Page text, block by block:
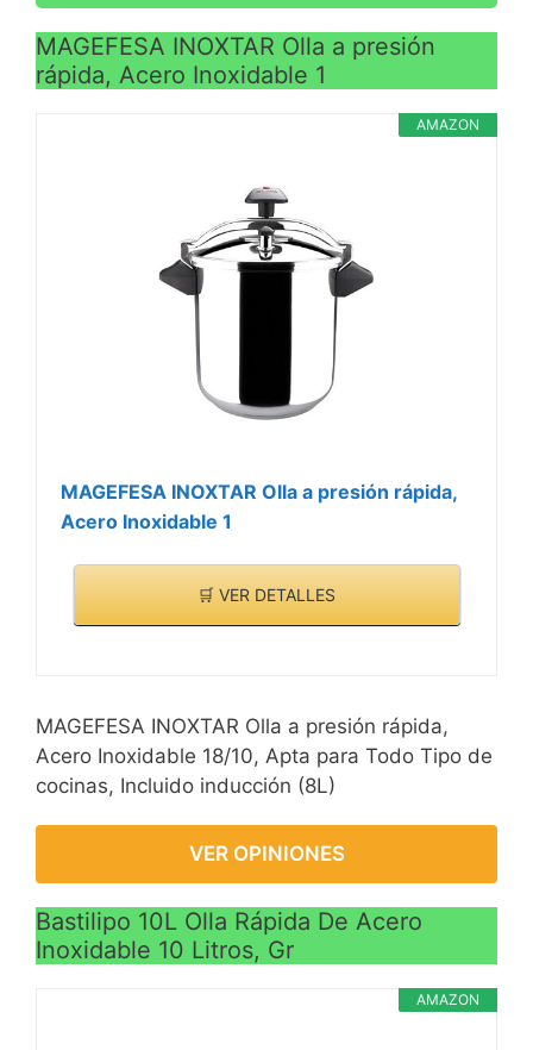
MAGEFESA INOXTAR Olla a presión
rápida, Acero Inoxidable 1
AMAZON
MAGEFESA INOXTAR Olla a presión rápida,
Acero Inoxidable 1
🛒 VER DETALLES
MAGEFESA INOXTAR Olla a presión rápida,
Acero Inoxidable 18/10, Apta para Todo Tipo de
cocinas, Incluido inducción (8L)
VER OPINIONES
Bastilipo 10L Olla Rápida De Acero
Inoxidable 10 Litros, Gr
AMAZON